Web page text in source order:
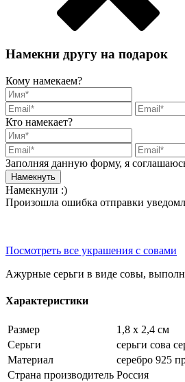
Намекни другу на подарок
Кому намекаем?
Кто намекает?
Заполняя данную форму, я
Намекнули :)
Произошла ошибка отправки
Посмотреть все украшения с совами
Ажурные серьги в виде совы,
Характеристики
Размер
1,8 х 2,4 см
Серьги
серьги сова
Материал
серебро 925
Страна производитель Россия